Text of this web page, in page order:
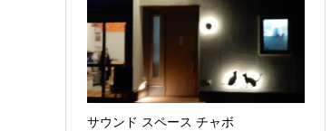
サウンド スペース チャボ